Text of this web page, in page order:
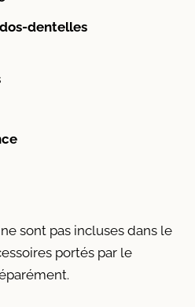
dentelles
sont pas incluses dans le
portés par le